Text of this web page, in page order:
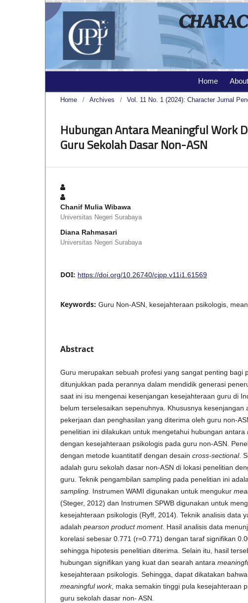
Home About
Home / Archives / Vol. 11 No. 1 (2024): Character Jurnal
Hubungan Antara Meaningful Work
Guru Sekolah Dasar Non-ASN
Chanif Mulia Wibawa
Universitas Negeri Surabaya
Diana Rahmasari
Universitas Negeri Surabaya
DOI: https://doi.org/10.26740/cjpp.v11i1.61569
Keywords: Guru Non-ASN, kesejahteraan psikologis,
Abstract
Guru merupakan sebuah profesi yang sangat penting bagi
ditunjukkan pada perannya dalam mendidik generasi
saat ini isu mengenai kesenjangan kesejahteraan guru di
belum terselesaikan sepenuhnya. Khususnya kesenjangan
pekerjaan dan penghasilan yang diterima oleh guru non-
penelitian ini dilakukan untuk mengetahui hubungan antara
dengan kesejahteraan psikologis pada guru non-ASN.
dengan metode kuantitatif dengan desain cross-sectional.
adalah guru sekolah dasar non-ASN di lokasi penelitian
guru. Teknik pengambilan sampling pada penelitian ini
sampling. Instrumen WAMI digunakan untuk mengukur
(Steger, 2012) dan Instrumen SPWB digunakan untuk
kesejahteraan psikologis (Ryff, 2014). Teknik analisis data
adalah pearson product moment. Hasil analisis data
korelasi sebesar 0.771 (r=0.771) dengan taraf signifikan
sehingga hipotesis penelitian diterima. Selain itu, hasil
hubungan signifikan yang kuat dan searah antara
kesejahteraan psikologis. Sehingga, dapat dikatakan
meaningful work, maka semakin tinggi pula kesejahteraan
guru sekolah dasar non- ASN.